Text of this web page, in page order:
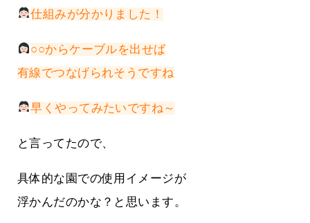
仕組みが分かりました！
○○からケーブルを出せば
有線でつなげられそうですね
早くやってみたいですね～
と言ってたので、
具体的な園での使用イメージが
浮かんだのかな？と思います。